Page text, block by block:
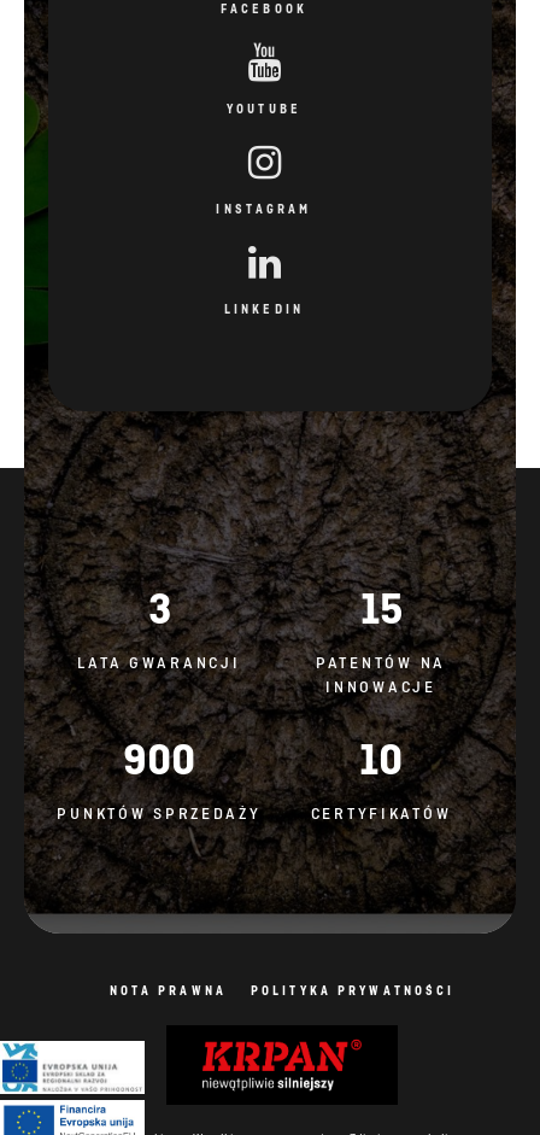
FACEBOOK
YOUTUBE
INSTAGRAM
LINKEDIN
3
LATA GWARANCJI
15
PATENTÓW NA
INNOWACJE
900
PUNKTÓW SPRZEDAŻY
10
CERTYFIKATÓW
NOTA PRAWNA POLITYKA PRYWATNOŚCI